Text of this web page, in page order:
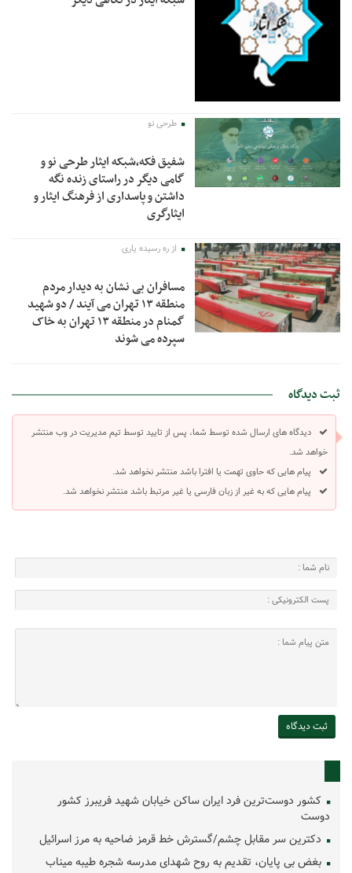
طرحی نو
شفیق فکه،شبکه ایثار طرحی نو و
گامی دیگر در راستای زنده نگه
داشتن و پاسداری از فرهنگ ایثار و
ایثارگری
از ره رسیده یاری
مسافران بی نشان به دیدار مردم
منطقه ۱۳ تهران می آیند / دو شهید
گمنام در منطقه ۱۳ تهران به خاک
سپرده می شوند
ثبت دیدگاه
دیدگاه های ارسال شده توسط شما، پس از تایید توسط تیم مدیریت در وب منتشر
خواهد شد.
پیام هایی که حاوی تهمت یا افترا باشد منتشر نخواهد شد.
پیام هایی که به غیر از زبان فارسی یا غیر مرتبط باشد منتشر نخواهد شد.
کشور دوست‌ترین فرد ایران ساکن خیابان شهید فریبرز کشور
دوست
دکترین سر مقابل چشم/گسترش خط قرمز ضاحیه به مرز اسرائیل
بغض بی پایان، تقدیم به روح شهدای مدرسه شجره طیبه میناب